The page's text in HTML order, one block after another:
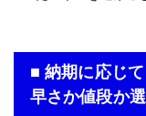
入稿・校了から3時間（
特急便
■ 納期に応じて
早さか値段か